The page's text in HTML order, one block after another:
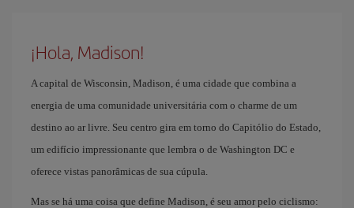
¡Hola, Madison!
A capital de Wisconsin, Madison, é uma cidade que combina a
energia de uma comunidade universitária com o charme de um
destino ao ar livre. Seu centro gira em torno do Capitólio do Estado,
um edifício impressionante que lembra o de Washington DC e
oferece vistas panorâmicas de sua cúpula.
Mas se há uma coisa que define Madison, é seu amor pelo ciclismo: